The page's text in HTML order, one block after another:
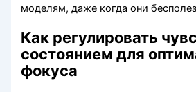
моделям, даже когда они
Как регулировать
состоянием для
фокуса